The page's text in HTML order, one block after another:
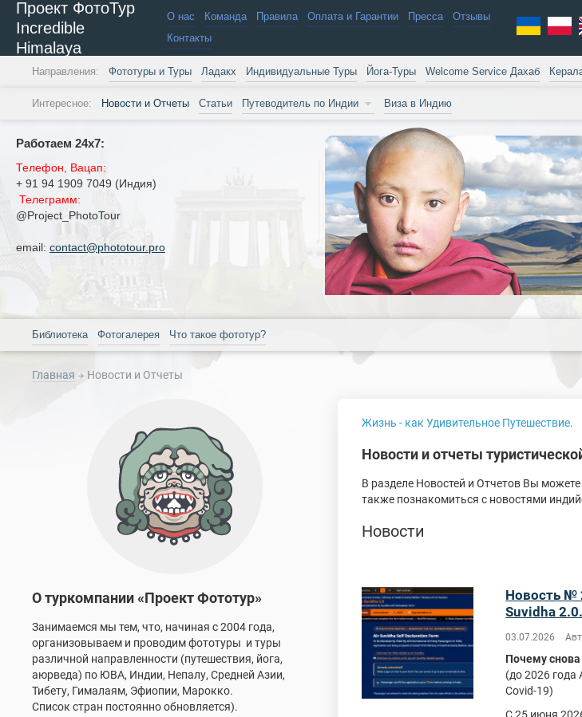
Проект ФотоТур
Incredible
Himalaya
О нас Команда Правила Оплата и Гарантии Пресса
Отзывы
Контакты
Направления: Фототуры и Туры Ладакх Индивидуальные Туры Йога-Туры Welcome Service Дахаб
Интересное: Новости и Отчеты Статьи Путеводитель по Индии Виза в Индию
Работаем 24х7:
Телефон, Вацап:
+ 91 94 1909 7049 (Индия)
Телеграмм:
@Project_PhotoTour
email: contact@phototour.pro
Библиотека Фотогалерея Что такое фототур?
Главная Новости и Отчеты
О туркомпании «Проект Фототур»
Занимаемся мы тем, что, начиная с 2004 года,
организовываем и проводим фототуры и туры
различной направленности (путешествия, йога,
аюрведа) по ЮВА, Индии, Непалу, Средней Азии,
Тибету, Гималаям, Эфиопии, Марокко.
Список стран постоянно обновляется).
Жизнь - как Удивительное Путешествие.
Новости и отчеты
В разделе Новостей и Отчетов Вы
также познакомиться с новостями
Новости
Новость №
Suvidha 2.0.
03.07.2026
Почему
(до 2026 года
Covid-19)